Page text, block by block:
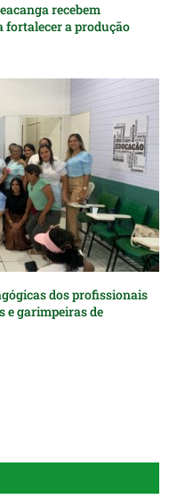
recebem
fortalecer a produção
dos profissionais
e garimpeiras de